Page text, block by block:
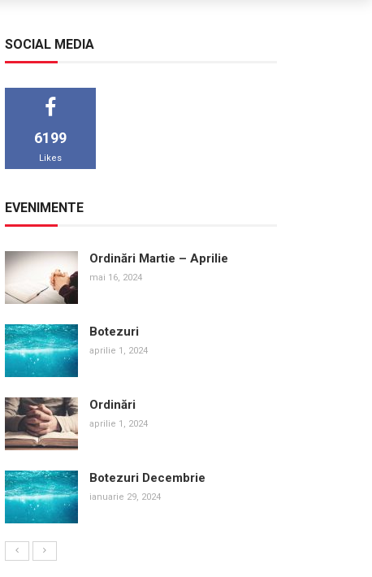
SOCIAL MEDIA
6199
Likes
EVENIMENTE
Ordinări Martie – Aprilie
mai 16, 2024
Botezuri
aprilie 1, 2024
Ordinări
aprilie 1, 2024
Botezuri Decembrie
ianuarie 29, 2024